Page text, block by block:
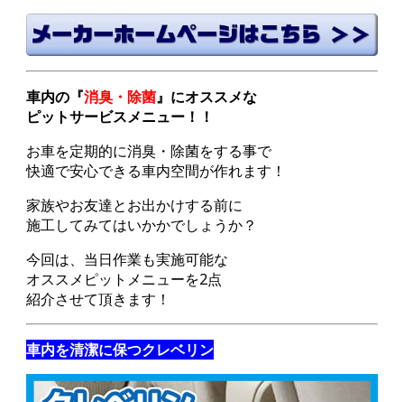
車内の『消臭・除菌』にオススメな
ピットサービスメニュー！！
お車を定期的に消臭・除菌をする事で
快適で安心できる車内空間が作れます！
家族やお友達とお出かけする前に
施工してみてはいかかでしょうか？
今回は、当日作業も実施可能な
オススメピットメニューを2点
紹介させて頂きます！
車内を清潔に保つクレベリン